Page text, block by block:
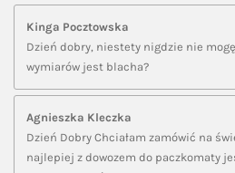
Kinga Pocztowska
Dzień dobry, niestety nigdzie nie
wymiarów jest blacha?
Agnieszka Kleczka
Dzień Dobry Chciałam zamówić na
najlepiej z dowozem do paczkomaty